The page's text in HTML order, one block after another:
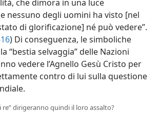
che dimora in una luce
nessuno degli uomini ha visto [nel
di glorificazione] né può vedere”.
) Di conseguenza, le simboliche
“bestia selvaggia” delle Nazioni
vedere l’Agnello Gesù Cristo per
contro di lui sulla questione
re” dirigeranno quindi il loro assalto?